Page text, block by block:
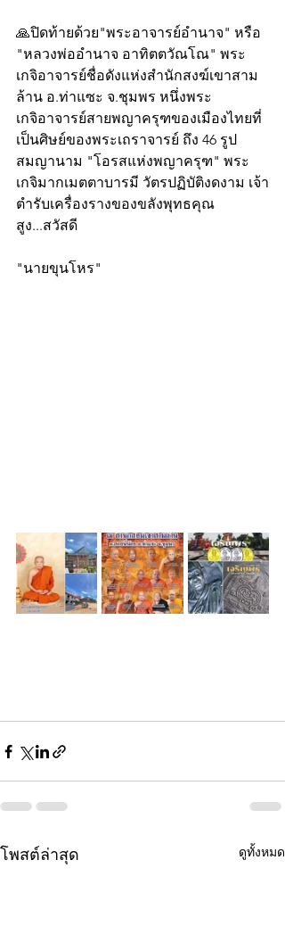
🙏ปิดท้ายด้วย"พระอาจารย์อำนาจ" หรือ
"หลวงพ่ออำนาจ อาทิตตวัณโณ" พระ
เกจิอาจารย์ชื่อดังแห่งสำนักสงฆ์เขาสาม
ล้าน อ.ท่าแซะ จ.ชุมพร หนึ่งพระ
เกจิอาจารย์สายพญาครุฑของเมืองไทยที่
เป็นศิษย์ของพระเถราจารย์ ถึง 46 รูป
สมญานาม "โอรสแห่งพญาครุฑ" พระ
เกจิมากเมตตาบารมี วัตรปฏิบัติงดงาม เจ้า
ตำรับเครื่องรางของขลังพุทธคุณ
สูง...สวัสดี
"นายขุนโหร"
โพสต์ล่าสุด ดูทั้งหมด